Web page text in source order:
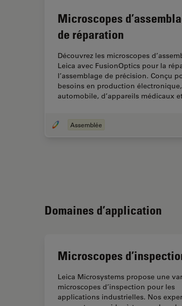
Microscopes
de réparation
Découvrez les microscopes
Leica avec FusionOptics pour la
l’assemblage de précision. Conçu
besoins en production électronique,
automobile, d’appareils médicaux
Assemblée
Domaines d’application
Microscopes
Leica Microsystems propose une
microscopes d’inspection pour les
applications industrielles. Nos